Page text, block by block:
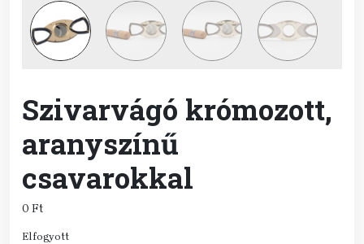
Szivarvágó krómozott,
aranyszínű
csavarokkal
0 Ft
Elfogyott